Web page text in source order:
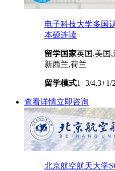
电子科技大学多国
本硕连读
留学国家英国,美国
新西兰,荷兰
留学模式1+3/4,3+1/2
查看详情立即咨询
北京航空航天大学